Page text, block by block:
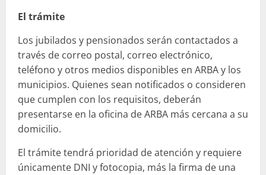
El trámite
Los jubilados y pensionados serán contactados a
través de correo postal, correo electrónico,
teléfono y otros medios disponibles en ARBA y los
municipios. Quienes sean notificados o consideren
que cumplen con los requisitos, deberán
presentarse en la oficina de ARBA más cercana a su
domicilio.
El trámite tendrá prioridad de atención y requiere
únicamente DNI y fotocopia, más la firma de una